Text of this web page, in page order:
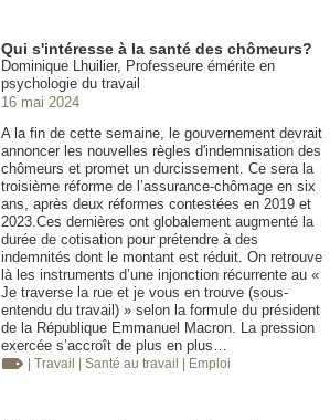
Qui s'intéresse à la santé des chômeurs?
Dominique Lhuilier, Professeure émérite en
psychologie du travail
16 mai 2024
A la fin de cette semaine, le gouvernement devrait
annoncer les nouvelles règles d'indemnisation des
chômeurs et promet un durcissement. Ce sera la
troisième réforme de l’assurance-chômage en six
ans, après deux réformes contestées en 2019 et
2023.Ces dernières ont globalement augmenté la
durée de cotisation pour prétendre à des
indemnités dont le montant est réduit. On retrouve
là les instruments d’une injonction récurrente au «
Je traverse la rue et je vous en trouve (sous-
entendu du travail) » selon la formule du président
de la République Emmanuel Macron. La pression
exercée s’accroît de plus en plus…
| Travail | Santé au travail | Emploi